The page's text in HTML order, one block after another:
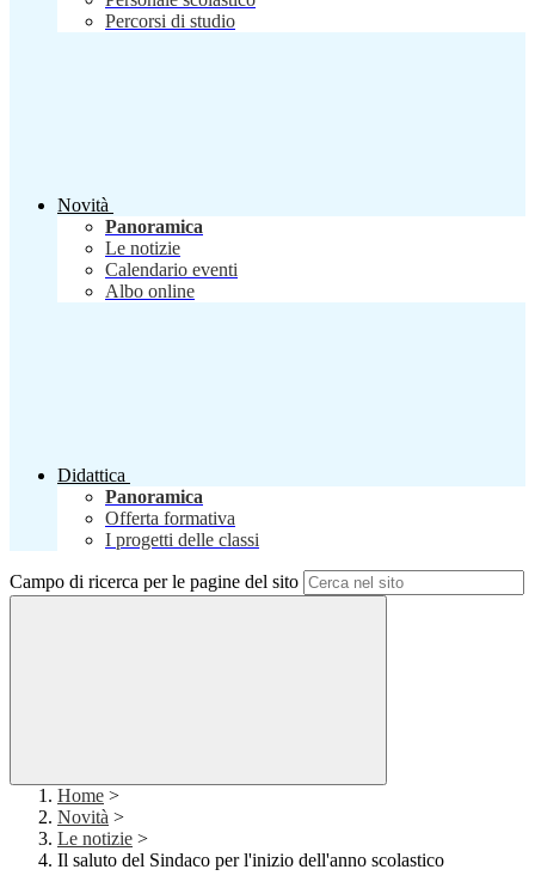
Percorsi di studio
Novità
Panoramica
Le notizie
Calendario eventi
Albo online
Didattica
Panoramica
Offerta formativa
I progetti delle classi
Campo di ricerca per le pagine del sito
Home >
Novità >
Le notizie >
Il saluto del Sindaco per l'inizio dell'anno scolastico